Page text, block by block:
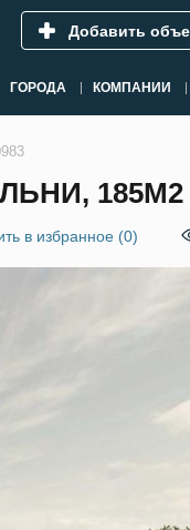
Добавить
ГОРОДА КОМПАНИИ
185М2
в избранное (0)